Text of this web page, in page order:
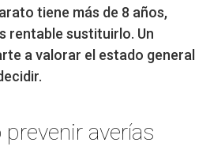
tiene más de 8 años,
rentable sustituirlo. Un
a valorar el estado general
averías